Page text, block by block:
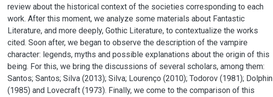
review about the historical context of the societies corresponding to each
work. After this moment, we analyze some materials about Fantastic
Literature, and more deeply, Gothic Literature, to contextualize the works
cited. Soon after, we began to observe the description of the vampire
character: legends, myths and possible explanations about the origin of this
being. For this, we bring the discussions of several scholars, among them:
Santos; Santos; Silva (2013); Silva; Lourenço (2010); Todorov (1981); Dolphin
(1985) and Lovecraft (1973). Finally, we come to the comparison of this